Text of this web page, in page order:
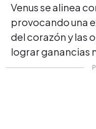
Venus se alinea
provocando una
del corazón y las
lograr ganancias